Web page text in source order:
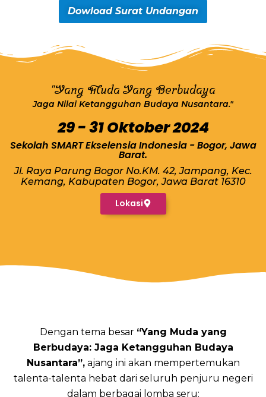
Dowload Surat Undangan
"Yang Muda Yang Berbudaya
Jaga Nilai Ketangguhan Budaya Nusantara."
29 - 31 Oktober 2024
Sekolah SMART Ekselensia Indonesia - Bogor, Jawa
Barat.
Jl. Raya Parung Bogor No.KM. 42, Jampang, Kec.
Kemang, Kabupaten Bogor, Jawa Barat 16310
Lokasi
Dengan tema besar “Yang Muda yang
Berbudaya: Jaga Ketangguhan Budaya
Nusantara”,ajang ini akan mempertemukan
talenta-talenta hebat dari seluruh penjuru negeri
dalam berbagai lomba seru: